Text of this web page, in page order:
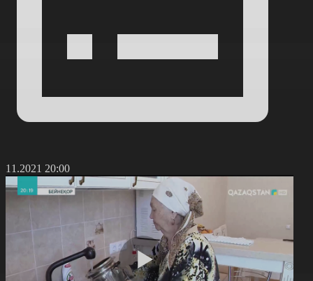
20:00